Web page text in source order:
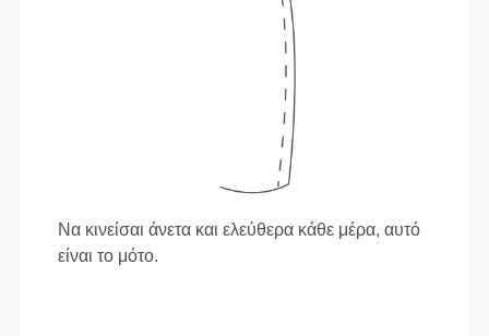
Να κινείσαι άνετα και ελεύθερα κάθε μέρα, αυτό
είναι το μότο.